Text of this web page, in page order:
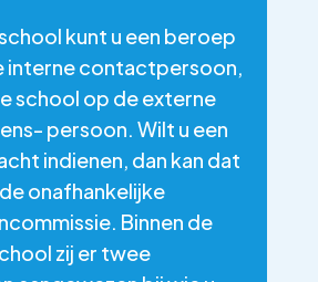
kunt u een beroep
interne contactpersoon,
school op de externe
persoon. Wilt u een
indienen, dan kan dat
onafhankelijke
Binnen de
zij er twee